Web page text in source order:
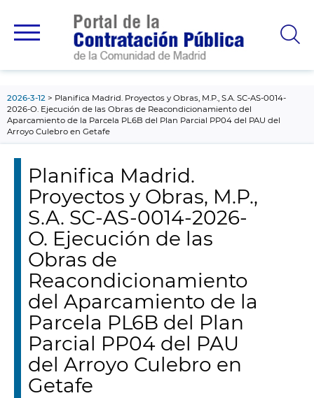
principal
2026-3-12
Planifica Madrid. Proyectos y Obras, M.P., S.A. SC-AS-0014-
2026-O. Ejecución de las Obras de Reacondicionamiento del
Aparcamiento de la Parcela PL6B del Plan Parcial PP04 del PAU del
Arroyo Culebro en Getafe
Planifica Madrid.
Proyectos y Obras, M.P.,
S.A. SC-AS-0014-2026-
O. Ejecución de las
Obras de
Reacondicionamiento
del Aparcamiento de la
Parcela PL6B del Plan
Parcial PP04 del PAU
del Arroyo Culebro en
Getafe